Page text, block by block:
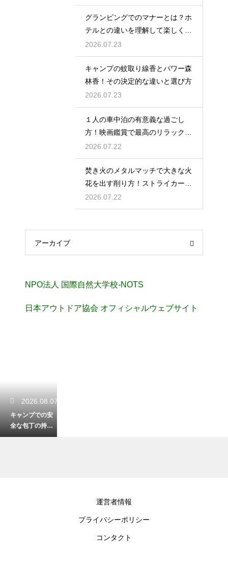
グランピングでのマナーとは？ホ
テルとの違いを理解して楽しく過
ごす
2026.07.23
キャンプの蚊取り線香とパワー森
林香！その決定的な違いと選び方
2026.07.23
１人の車中泊の有意義な過ごし
方！映画鑑賞で最高のリラックス
タイム
2026.07.22
焚き火のメタルマッチで大きな火
花を出す削り方！ストライカーの
角度の秘密
2026.07.22
アーカイブ
NPO法人 国際自然大学校-NOTS
日本アウトドア協会 オフィシャルウェブサイト
2026.08.07
キャンプでの安
全な包丁の持ち
運び方！ケース
運営者情報
プライバシーポリシー
コンタクト